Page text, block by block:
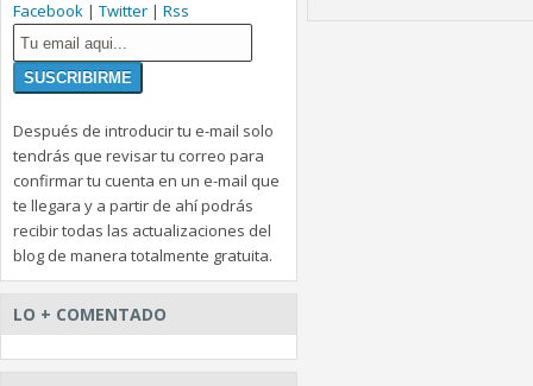
Facebook | Twitter | Rss
Después de introducir tu e-mail solo
tendrás que revisar tu correo para
confirmar tu cuenta en un e-mail que
te llegara y a partir de ahí podrás
recibir todas las actualizaciones del
blog de manera totalmente gratuita.
LO + COMENTADO